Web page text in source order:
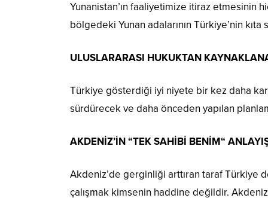
Yunanistan’ın faaliyetimize itiraz etmesinin
bölgedeki Yunan adalarının Türkiye’nin
ULUSLARARASI HUKUKTAN
Türkiye gösterdiği iyi niyete bir kez daha
sürdürecek ve daha önceden yapılan
AKDENİZ’İN “TEK SAHİBİ BENİM“
Akdeniz’de gerginliği arttıran taraf Türkiye
çalışmak kimsenin haddine değildir.